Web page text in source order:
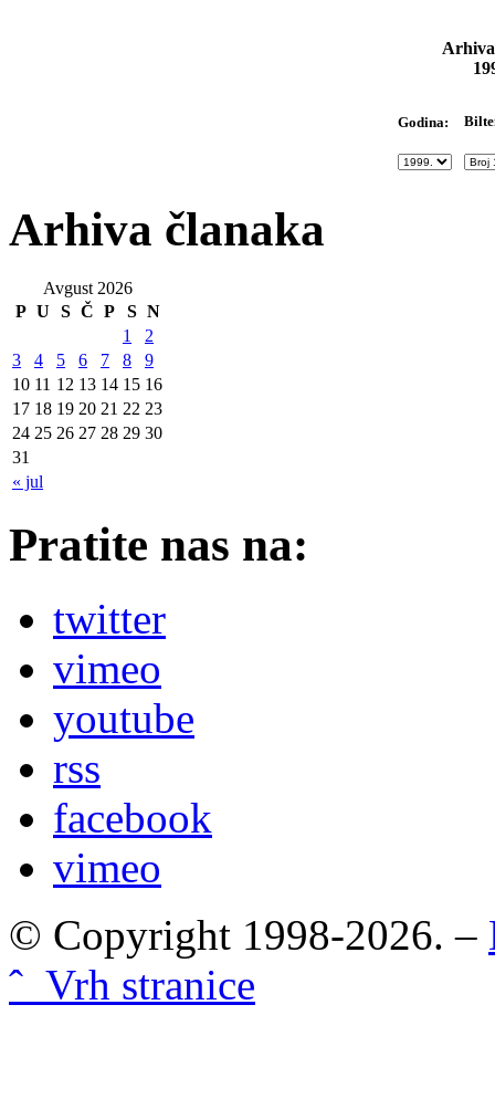
Godina:
Arhiva članaka
Avgust 2026
P U S Č P S N
« jul
1
2
3
4 5 6 7 8
9
10 11 12 13 14 15 16
17 18 19 20 21 22 23
24 25 26 27 28 29 30
31
Pratite nas na:
twitter
vimeo
youtube
rss
facebook
vimeo
© Copyright 1998-2026. –
ˆ Vrh stranice